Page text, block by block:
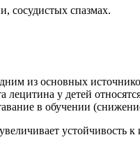
сосудистых спазмах.
из основных
у детей
в обучении